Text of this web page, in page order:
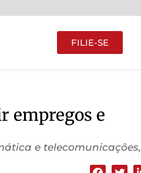
FILIE-SE
empregos e
e telecomunicações,